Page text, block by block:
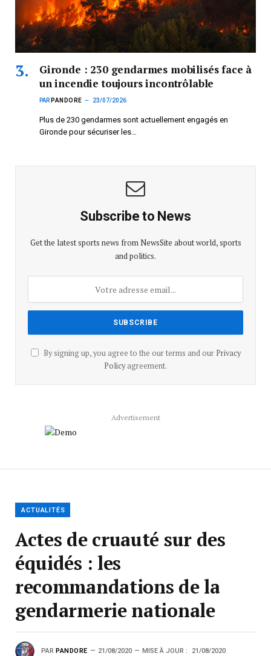
Gironde : 230 gendarmes mobilisés face à
un incendie toujours incontrôlable
PAR PANDORE 23/07/2026
Plus de 230 gendarmes sont actuellement engagés en
Gironde pour sécuriser les…
Subscribe to News
Get the latest sports news from NewsSite about world, sports
and politics.
By signing up, you agree to the our terms and our Privacy
Policyagreement.
Advertisement
ACTUALITÉS
Actes de cruauté sur des
équidés : les
recommandations de la
gendarmerie nationale
PAR PANDORE 21/08/2020 MISE À JOUR : 21/08/2020